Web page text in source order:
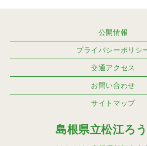
公開情報
プライバシーポリシ
交通アクセス
お問い合わせ
サイトマップ
島根県立松江ろ